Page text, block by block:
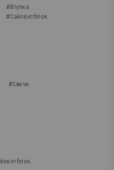
#Втулка
#Сайлентблок
#Свечи